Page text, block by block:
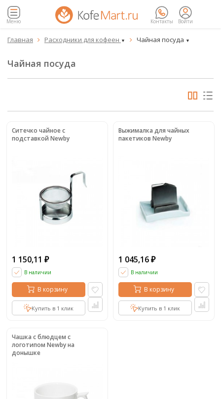
Меню Контакты Войти
Главная  Расходники для кофеен ▼  Чайная посуда ▼
Чайная посуда
Ситечко чайное с
подставкой Newby
1 150,11 ₽
В наличии
В корзину
Купить в 1 клик
Выжималка для чайных
пакетиков Newby
1 045,16 ₽
В наличии
В корзину
Купить в 1 клик
Чашка с блюдцем с
логотипом Newby на
донышке